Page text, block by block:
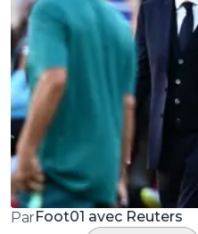
ParFoot01 avec Reuters